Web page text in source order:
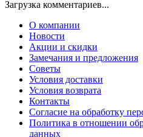
Загрузка комментариев...
О компании
Новости
Акции и скидки
Замечания и предложения
Советы
Условия доставки
Условия возврата
Контакты
Согласие на обработку
Политика в отношении
данных